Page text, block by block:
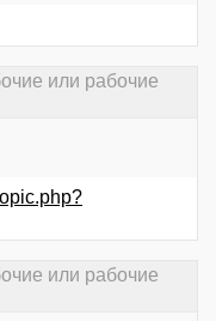
или рабочие
или рабочие